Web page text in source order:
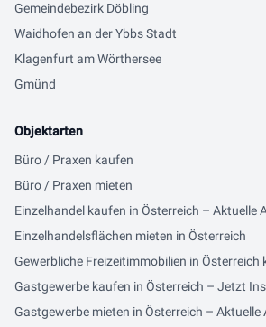
Gemeindebezirk Döbling
Waidhofen an der Ybbs Stadt
Klagenfurt am Wörthersee
Gmünd
Objektarten
Büro / Praxen kaufen
Büro / Praxen mieten
Einzelhandel kaufen in Österreich – Aktuelle
Einzelhandelsflächen mieten in Österreich
Gewerbliche Freizeitimmobilien in Österreich
Gastgewerbe kaufen in Österreich – Jetzt
Gastgewerbe mieten in Österreich – Aktuelle